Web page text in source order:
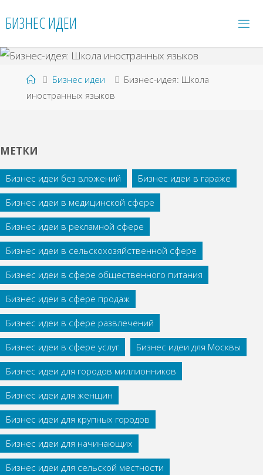
БИЗНЕС ИДЕИ
ГлавнаяБизнес идеи
Бизнес-идея: Школа
иностранных языков
МЕТКИ
Бизнес идеи без вложений
Бизнес идеи в гараже
Бизнес идеи в медицинской сфере
Бизнес идеи в рекламной сфере
Бизнес идеи в сельскохозяйственной сфере
Бизнес идеи в сфере общественного питания
Бизнес идеи в сфере продаж
Бизнес идеи в сфере развлечений
Бизнес идеи в сфере услуг
Бизнес идеи для Москвы
Бизнес идеи для городов миллионников
Бизнес идеи для женщин
Бизнес идеи для крупных городов
Бизнес идеи для начинающих
Бизнес идеи для сельской местности